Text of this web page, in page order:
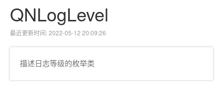
QNLogLevel
最近更新时间: 2022-05-12 20:09:26
描述日志等级的枚举类